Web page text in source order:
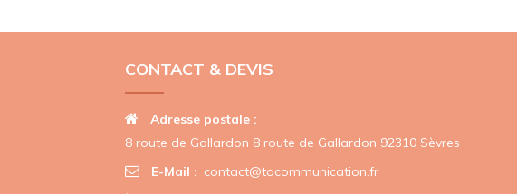
CONTACT & DEVIS
Adresse postale :
8 route de Gallardon 8 route de Gallardon 92310 Sèvres
E-Mail : contact@tacommunication.fr